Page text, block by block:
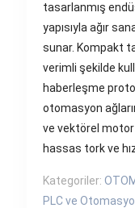
tasarlanmış
yapısıyla ağır
sunar. Kompakt
verimli şekilde
haberleşme
otomasyon
ve vektörel
hassas tork ve
Kategoriler:
PLC ve